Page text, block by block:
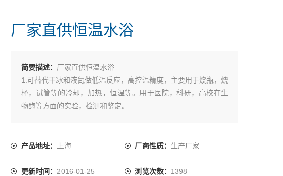
厂家直供恒温水浴
简要描述： 厂家直供恒温水浴
1.可替代干冰和液氮做低温反应，高控温精度，主要用于烧瓶，烧
杯，试管等的冷却，加热，恒温等。用于医院，科研，高校在生
物酶等方面的实验，检测和鉴定。
度保持均匀*。
5.配备固定杆，方便滴定管，传感器等其它配套装置的放置固定。
产品地址： 上海 厂商性质： 生产厂家
更新时间： 2016-01-25 浏览次数： 1398